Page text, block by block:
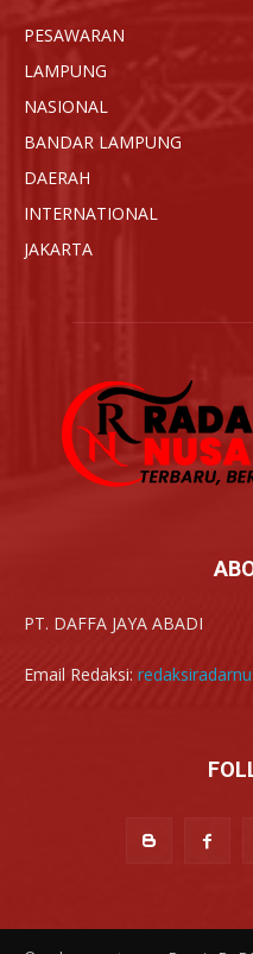
PESAWARAN
LAMPUNG
NASIONAL
BANDAR LAMPUNG
DAERAH
INTERNATIONAL
JAKARTA
PT. DAFFA JAYA ABADI
Email Redaksi: